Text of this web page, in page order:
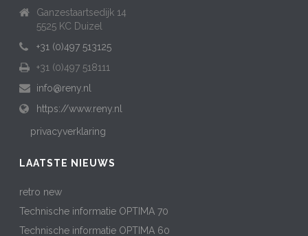
Ganzestaartsedijk 14
5525 KC Duizel
+31 (0)497 513125
+31 (0)497 518111
info@reny.nl
https://www.reny.nl
privacyverklaring
LAATSTE NIEUWS
retro new
Technische informatie OPTIMA 70
Technische informatie OPTIMA 60